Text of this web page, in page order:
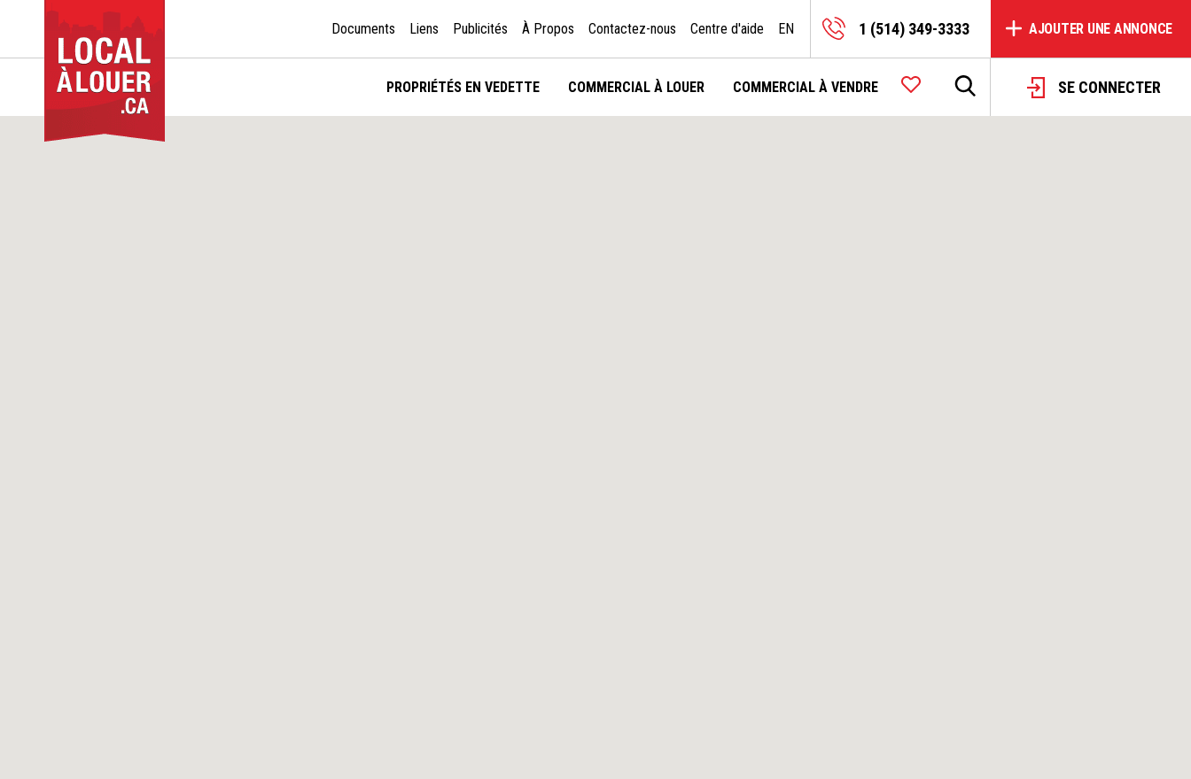
Documents Liens Publicités À Propos Contactez-nous Centre d'aide EN 1 (514) 349-3333 AJOUTER UNE ANNONCE
PROPRIÉTÉS EN VEDETTE COMMERCIAL À LOUER COMMERCIAL À VENDRE SE CONNECTER